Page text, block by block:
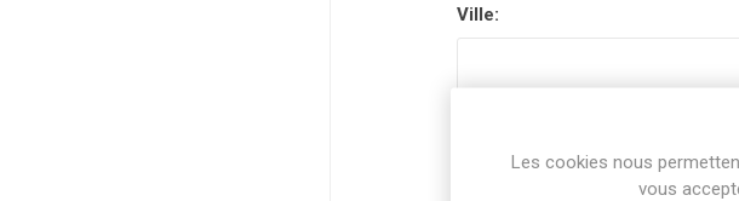
Ville:
Les cookies nous
vous